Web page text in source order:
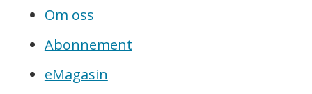
Om oss
Abonnement
eMagasin